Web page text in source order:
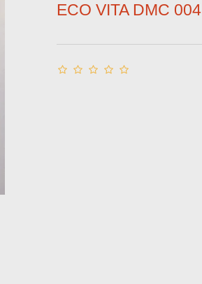
ECO VITA DMC 004